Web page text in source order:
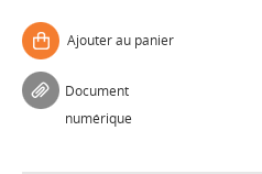
Ajouter au panier
Document
numérique